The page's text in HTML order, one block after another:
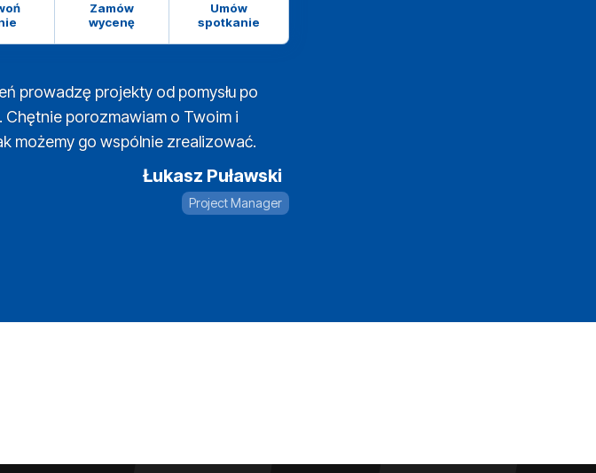
Zamów
wycenę
Umów
spotkanie
prowadzę projekty od pomysłu po
Chętnie porozmawiam o Twoim i
możemy go wspólnie zrealizować.
Łukasz Puławski
Project Manager